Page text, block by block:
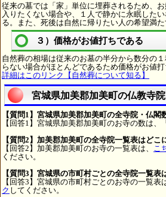
従来の墓では「家」単位に埋葬されるため、
入りたくない場合や、１人で静かに永眠した
る。また、死後は自然に帰りたい人の希望満た
３）価格がお値打ちである
自然葬の相場は従来のお墓の半分から数分の
らない場合がほとんどであるため価格がお値打
詳細はこのリンク【自然葬について知る】
宮城県加美郡加美町の仏教寺
【質問1】宮城県加美郡加美町の全寺院・仏閣
【回答1】宮城県加美郡加美町のお寺の数は、
【質問2】加美郡加美町の全寺院一覧表はどこ
【回答2】加美郡加美町のお寺の一覧表は、
こ
ください。
【質問3】宮城県の市町村ごとの全寺院一覧表
【回答3】宮城県の市町村ごとのお寺の一覧表
ク してください。